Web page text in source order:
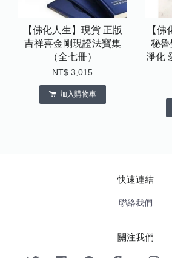
【佛化人生】現貨 正版
吉祥喜金剛現證法寶集
（全七冊）
NT$ 3,015
加入購物車
【
秘魯
淨化
快速連結
聯絡我們
關注我們